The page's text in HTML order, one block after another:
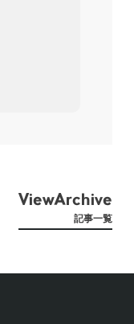
ViewArchive
記事一覧